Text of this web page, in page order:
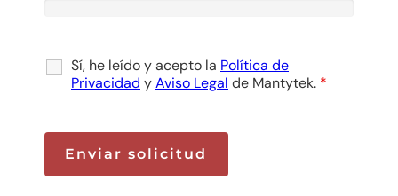
Sí, he leído y acepto la Política de
Privacidad yAviso Legal de Mantytek. *